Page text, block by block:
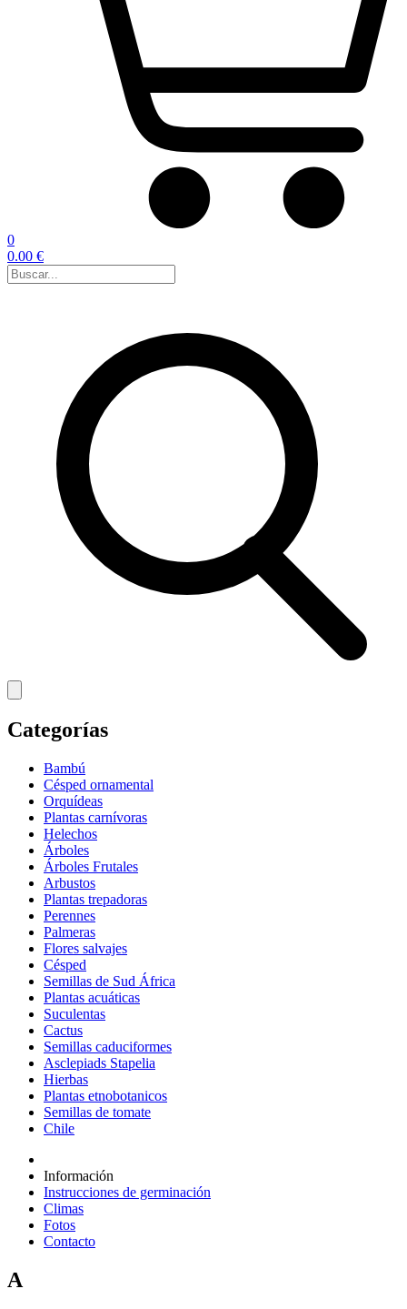
0
0.00 €
Categorías
Bambú
Césped ornamental
Orquídeas
Plantas carnívoras
Helechos
Árboles
Árboles Frutales
Arbustos
Plantas trepadoras
Perennes
Palmeras
Flores salvajes
Césped
Semillas de Sud África
Plantas acuáticas
Suculentas
Cactus
Semillas caduciformes
Asclepiads Stapelia
Hierbas
Plantas etnobotanicos
Semillas de tomate
Chile
Información
Instrucciones de germinación
Climas
Fotos
Contacto
A